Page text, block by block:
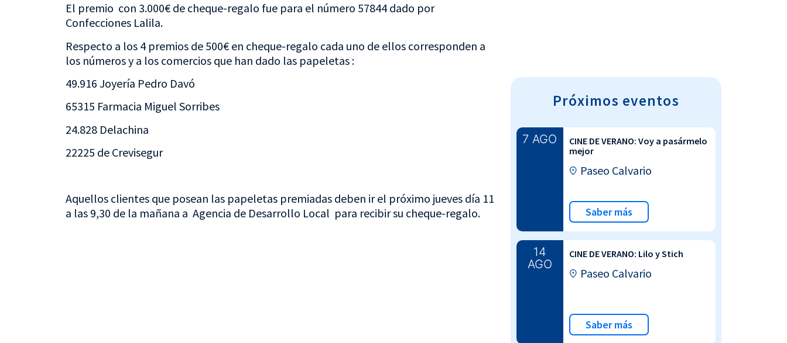
El premio con 3.000€ de cheque-regalo fue para el número 57844 dado por
Confecciones Lalila.
Respecto a los 4 premios de 500€ en cheque-regalo cada uno de ellos corresponden a
los números y a los comercios que han dado las papeletas :
49.916 Joyería Pedro Davó
65315 Farmacia Miguel Sorribes
24.828 Delachina
22225 de Crevisegur
Aquellos clientes que posean las papeletas premiadas deben ir el próximo jueves día 11
a las 9,30 de la mañana a Agencia de Desarrollo Local para recibir su cheque-regalo.
Próximos eventos
7 AGO
CINE DE VERANO: Voy a pasármelo
mejor
Paseo Calvario
Saber más
14
AGO
CINE DE VERANO: Lilo y Stich
Paseo Calvario
Saber más